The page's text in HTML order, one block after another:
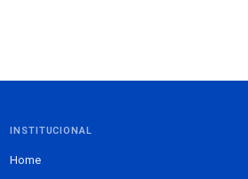
INSTITUCIONAL
Home